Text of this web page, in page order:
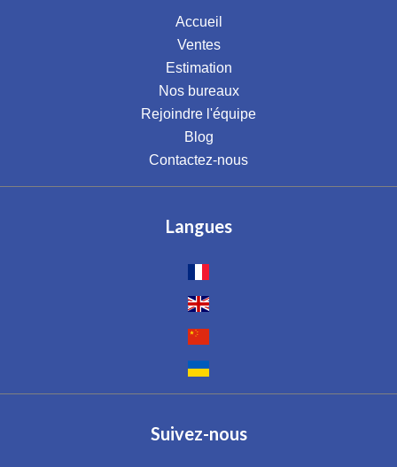
Accueil
Ventes
Estimation
Nos bureaux
Rejoindre l'équipe
Blog
Contactez-nous
Langues
Suivez-nous